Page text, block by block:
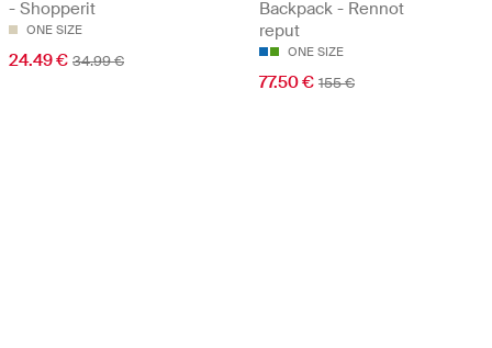
- Shopperit
ONE SIZE
24.49 € 34.99 €
Backpack - Rennot
reput
ONE SIZE
77.50 € 155 €